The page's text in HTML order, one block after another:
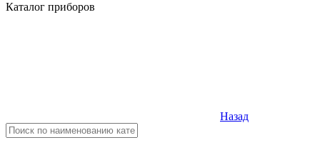
Каталог приборов
Назад